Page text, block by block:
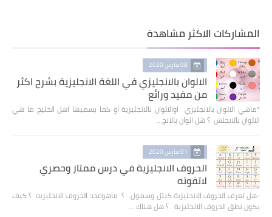
المشاركات الاكثر مشاهدة
08 مارس 2020
الالوان بالانجليزي في اللغة الانجليزية بشرح اكثر
من مفيد ورائع
*ماهي الالوان بالانجليزي اوالالوان بالانجليزية او كما يسميها اهل الخليج ما هي
الالوان بالانجلش ؟ هل الوان بالانج…
01 مارس 2020
الحروف الانجليزية في درس ممتاز وحصري
لاتفوته
-هل تعرف الحروف الانجليزية كبتل وسمول ؟ ماهوعدد الحروف الانجليزيه ؟ كيف
يكون نطق الحروف الانجليزية ؟ هل هناك …